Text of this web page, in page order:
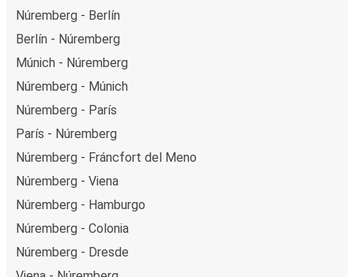
Núremberg - Berlín
Berlín - Núremberg
Múnich - Núremberg
Núremberg - Múnich
Núremberg - París
París - Núremberg
Núremberg - Fráncfort del Meno
Núremberg - Viena
Núremberg - Hamburgo
Núremberg - Colonia
Núremberg - Dresde